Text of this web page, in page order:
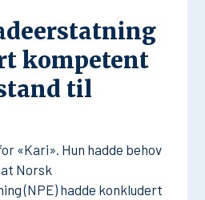
kompetent
til
«Kari». Hun hadde behov
Norsk
(NPE) hadde konkludert